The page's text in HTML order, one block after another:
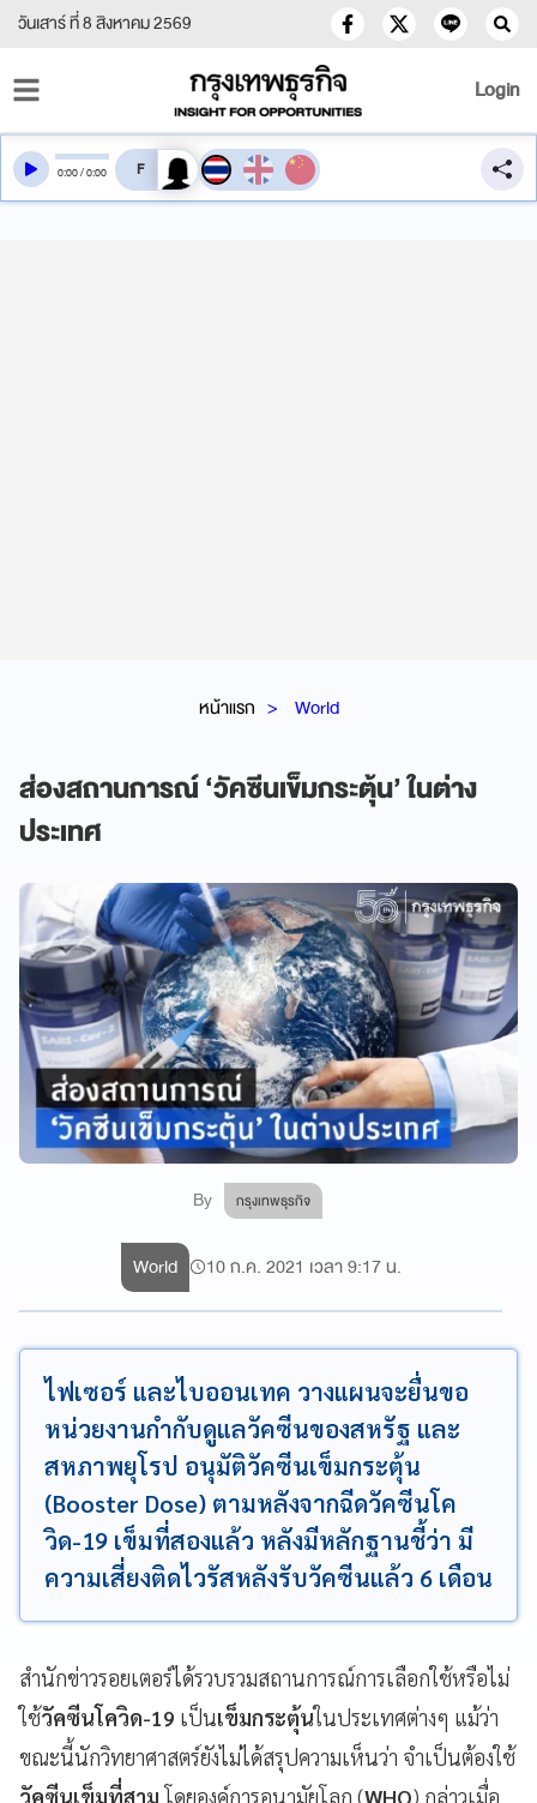
วันเสาร์ ที่ 8 สิงหาคม 2569
Login
หน้าแรก World
ส่องสถานการณ์ ‘วัคซีนเข็มกระตุ้น’ ในต่าง
ประเทศ
By กรุงเทพธุรกิจ
0:00/0:00 สลับเสียงอ่าน
World 10 ก.ค. 2021 เวลา 9:17 น.
ไฟเซอร์ และไบออนเทค วางแผนจะยื่นขอ
หน่วยงานกำกับดูแลวัคซีนของสหรัฐ และ
สหภาพยุโรป อนุมัติวัคซีนเข็มกระตุ้น
(Booster Dose) ตามหลังจากฉีดวัคซีนโค
วิด-19 เข็มที่สองแล้ว หลังมีหลักฐานชี้ว่า มี
ความเสี่ยงติดไวรัสหลังรับวัคซีนแล้ว 6 เดือน
สำนักข่าวรอยเตอร์ได้รวบรวมสถานการณ์การเลือกใช้หรือไม่
ใช้วัคซีนโควิด-19 เป็นเข็มกระตุ้นในประเทศต่างๆ แม้ว่า
ขณะนี้นักวิทยาศาสตร์ยังไม่ได้สรุปความเห็นว่า จำเป็นต้องใช้
วัคซีนเข็มที่สามโดยองค์การอนามัยโลก (WHO) กล่าวเมื่อ